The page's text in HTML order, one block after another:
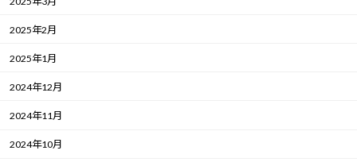
2025年2月
2025年1月
2024年12月
2024年11月
2024年10月